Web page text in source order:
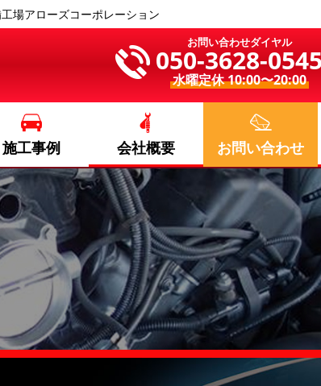
場アローズコーポレーション
お問い合わせダイヤル
050-3628-0545
水曜定休 10:00〜20:00
施工事例 会社概要 お問い合わせ